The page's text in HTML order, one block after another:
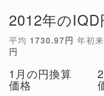
2012年のIQD
平均 1730.97円 年初
円
1月の円換算
価格